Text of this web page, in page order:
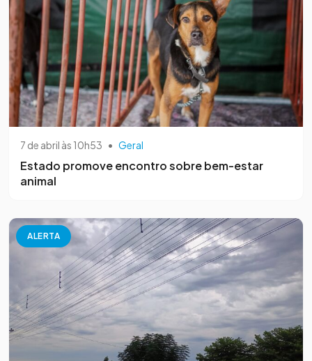
7 de abril às 10h53 • Geral
Estado promove encontro sobre bem-estar
animal
ALERTA